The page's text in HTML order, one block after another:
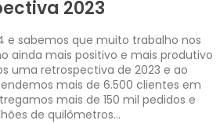
2023
e sabemos que muito trabalho nos
ainda mais positivo e mais produtivo
uma retrospectiva de 2023 e ao
mais de 6.500 clientes em
mais de 150 mil pedidos e
de quilômetros…